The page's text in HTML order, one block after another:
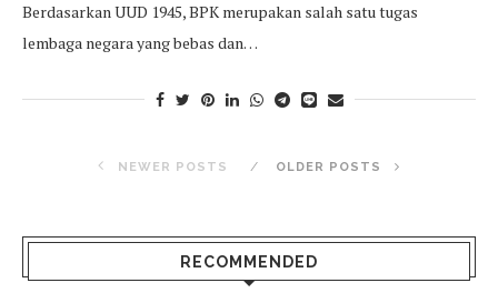
Berdasarkan UUD 1945, BPK merupakan salah satu tugas
lembaga negara yang bebas dan…
NEWER POSTS OLDER POSTS
RECOMMENDED